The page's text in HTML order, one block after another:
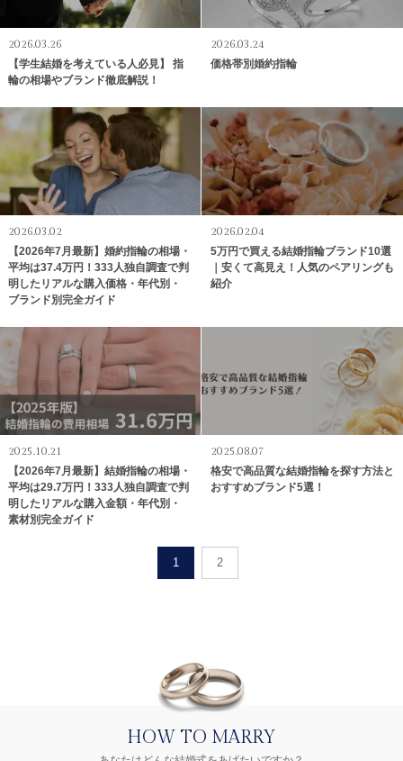
2026.03.26
【学生結婚を考えている人必見】 指
輪の相場やブランド徹底解説！
2026.03.24
価格帯別婚約指輪
2026.03.02
【2026年7月最新】婚約指輪の相場・
平均は37.4万円！333人独自調査で判
明したリアルな購入価格・年代別・
ブランド別完全ガイド
2026.02.04
5万円で買える結婚指輪ブランド10選
｜安くて高見え！人気のペアリングも
紹介
2025.10.21
【2026年7月最新】結婚指輪の相場・
平均は29.7万円！333人独自調査で判
明したリアルな購入金額・年代別・
素材別完全ガイド
2025.08.07
格安で高品質な結婚指輪を探す方法と
おすすめブランド5選！
1 2
HOW TO MARRY